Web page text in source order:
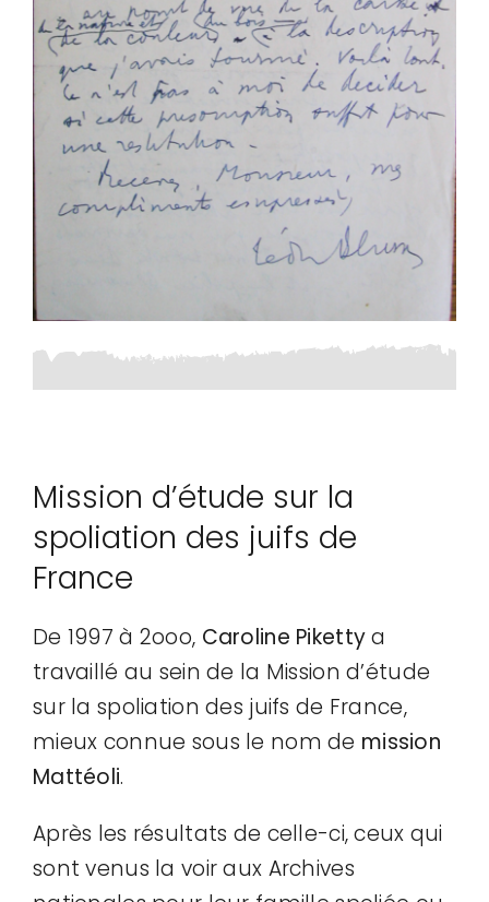
Mission d’étude sur la
spoliation des juifs de
France
De 1997 à 2ooo, Caroline Pikettya
travaillé au sein de la Mission d’étude
sur la spoliation des juifs de France,
mieux connue sous le nom de mission
Mattéoli.
Après les résultats de celle-ci, ceux qui
sont venus la voir aux Archives